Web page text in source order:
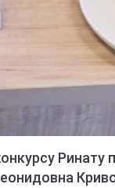
Ринату